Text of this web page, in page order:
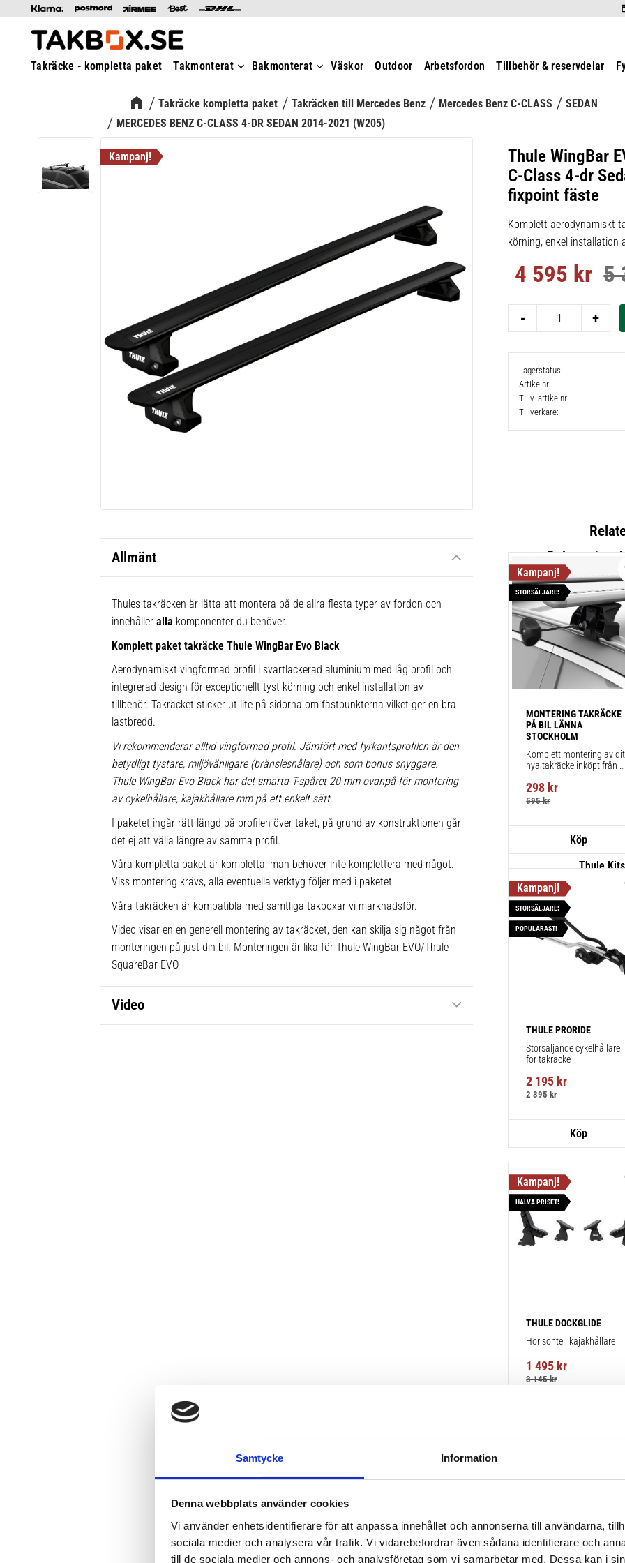
Samtycke Information
Denna webbplats använder cookies
Vi använder enhetsidentifierare för att anpassa innehållet och annonserna till användarna,
sociala medier och analysera vår trafik. Vi vidarebefordrar även sådana identifierare och
till de sociala medier och annons- och analysföretag som vi samarbetar med. Dessa kan i
Takräcke - kompletta paket Takmonterat Bakmonterat Väskor Outdoor Arbetsfordon Tillbehör & reservdelar
Takräcke kompletta paket Takräcken till Mercedes Benz Mercedes Benz C-CLASS
SEDAN
MERCEDES BENZ C-CLASS 4-DR SEDAN 2014-2021 (W205)
Thule WingBar
C-Class 4-dr
fixpoint fäste
Komplett aerodynamiskt
körning, enkel installation
Nedsatt pris:
4 595 kr 5
+
-
Lagerstatus
Artikelnr
Tillv. artikelnr
Tillverkare
Allmänt
Thules takräcken är lätta att montera på de allra flesta typer av fordon och
innehåller alla komponenter du behöver.
Komplett paket takräcke Thule WingBar Evo Black
Aerodynamiskt vingformad profil i svartlackerad aluminium med låg profil och
integrerad design för exceptionellt tyst körning och enkel installation av
tillbehör. Takräcket sticker ut lite på sidorna om fästpunkterna vilket ger en bra
lastbredd.
Vi rekommenderar alltid vingformad profil. Jämfört med fyrkantsprofilen är den
betydligt tystare, miljövänligare (bränslesnålare) och som bonus snyggare.
Thule WingBar Evo Black har det smarta T-spåret 20 mm ovanpå för montering
av cykelhållare, kajakhållare mm på ett enkelt sätt.
I paketet ingår rätt längd på profilen över taket, på grund av konstruktionen går
det ej att välja längre av samma profil.
Våra kompletta paket är kompletta, man behöver inte komplettera med något.
Viss montering krävs, alla eventuella verktyg följer med i paketet.
Våra takräcken är kompatibla med samtliga takboxar vi marknadsför.
Video visar en en generell montering av takräcket, den kan skilja sig något från
monteringen på just din bil. Monteringen är lika för Thule WingBar EVO/Thule
SquareBar EVO
Video
Thule
1 st
Thule
711320
körning
Thule
takräcke
MONTERING TAKRÄCKE
PÅ BIL LÄNNA
STOCKHOLM
Komplett montering av
nya takräcke inköpt från
montering på din bil.
298 kr
595kr
STORSÄLJARE!
THULE PRORIDE
Storsäljande cykelhållare
för takräcke
2 195 kr
2 395kr
STORSÄLJARE!
POPULÄRAST!
THULE DOCKGLIDE
Horisontell kajakhållare
1 495 kr
3 145kr
HALVA PRISET!